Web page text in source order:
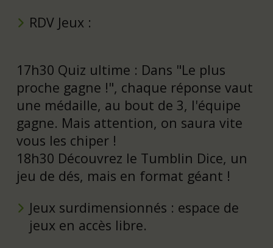
RDV Jeux :
17h30 Quiz ultime : Dans "Le plus
proche gagne !", chaque réponse vaut
une médaille, au bout de 3, l'équipe
gagne. Mais attention, on saura vite
vous les chiper !
18h30 Découvrez le Tumblin Dice, un
jeu de dés, mais en format géant !
Jeux surdimensionnés : espace de
jeux en accès libre.